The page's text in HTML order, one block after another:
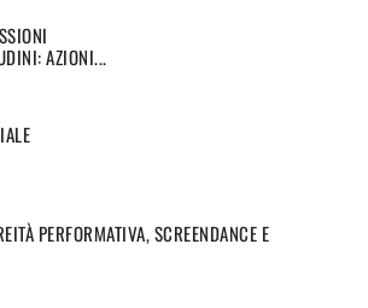
AZIONI...
PERFORMATIVA, SCREENDANCE E